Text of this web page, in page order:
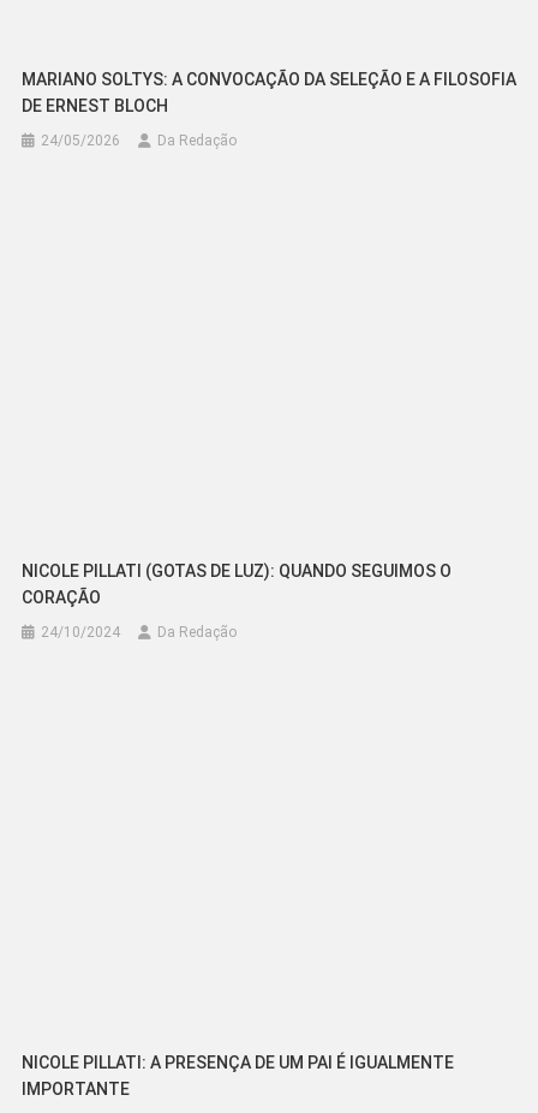
MARIANO SOLTYS: A CONVOCAÇÃO DA SELEÇÃO E A FILOSOFIA
DE ERNEST BLOCH
24/05/2026 Da Redação
NICOLE PILLATI (GOTAS DE LUZ): QUANDO SEGUIMOS O
CORAÇÃO
24/10/2024 Da Redação
NICOLE PILLATI: A PRESENÇA DE UM PAI É IGUALMENTE
IMPORTANTE